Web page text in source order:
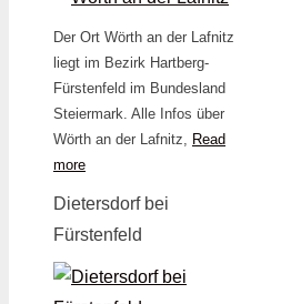
Der Ort Wörth an der Lafnitz
liegt im Bezirk Hartberg-
Fürstenfeld im Bundesland
Steiermark. Alle Infos über
Wörth an der Lafnitz, Read
more
Dietersdorf bei
Fürstenfeld